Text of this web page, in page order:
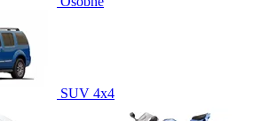
SUV 4x4